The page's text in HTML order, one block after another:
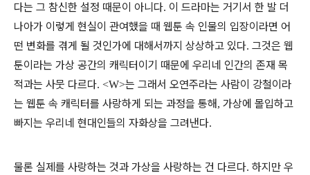
다는 그 참신한 설정 때문이 아니다. 이 드라마는 거기서 한 발 더
나아가 이렇게 현실이 관여했을 때 웹툰 속 인물의 입장이라면 어
떤 변화를 겪게 될 것인가에 대해서까지 상상하고 있다. 그것은 웹
툰이라는 가상 공간의 캐릭터이기 때문에 우리네 인간의 존재 목
적과는 사뭇 다르다. <W>는 그래서 오연주라는 사람이 강철이라
는 웹툰 속 캐릭터를 사랑하게 되는 과정을 통해 , 가상에 몰입하고
빠지는 우리네 현대인들의 자화상을 그려낸다.
물론 실제를 사랑하는 것과 가상을 사랑하는 건 다르다. 하지만 우